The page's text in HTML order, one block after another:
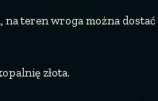
teren wroga można
złota.